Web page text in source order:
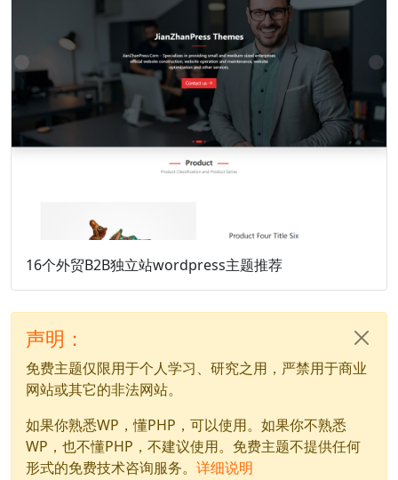
16个外贸B2B独立站wordpress主题推荐
声明：
免费主题仅限用于个人学习、研究之用，严禁用于商业
网站或其它的非法网站。
如果你熟悉WP，懂PHP，可以使用。如果你不熟悉
WP，也不懂PHP，不建议使用。免费主题不提供任何
形式的免费技术咨询服务。 详细说明